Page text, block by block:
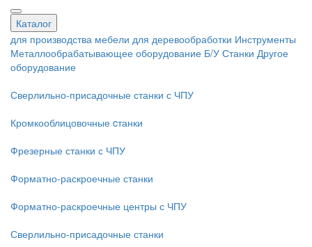
Каталог
для производства мебели для деревообработки Инструменты
Металлообрабатывающее оборудование Б/У Станки Другое
оборудование
Сверлильно-присадочные станки с ЧПУ
Кромкооблицовочные cтанки
Фрезерные станки с ЧПУ
Форматно-раскроечные станки
Форматно-раскроечные центры с ЧПУ
Сверлильно-присадочные станки